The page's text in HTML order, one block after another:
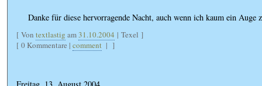
Danke für diese hervorragende Nacht, auch wenn ich kaum ein Auge
[ Von textlastig am31.10.2004 | Texel ]
[ 0 Kommentare | comment | ]